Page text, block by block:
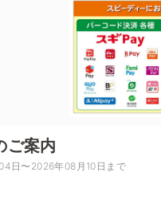
ご案内
日〜2026年08月10日まで